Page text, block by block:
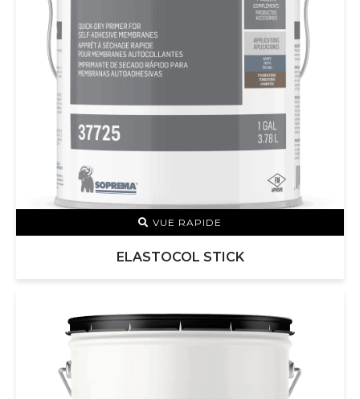
VUE RAPIDE
ELASTOCOL STICK